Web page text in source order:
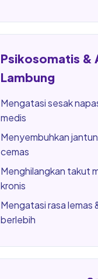
Psikosomatis &
Lambung
Mengatasi sesak
medis
Menyembuhkan
cemas
Menghilangkan takut
kronis
Mengatasi rasa lemas
berlebih